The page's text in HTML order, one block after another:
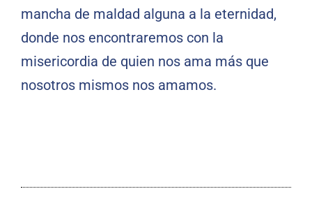
mancha de maldad alguna a la eternidad,
donde nos encontraremos con la
misericordia de quien nos ama más que
nosotros mismos nos amamos.